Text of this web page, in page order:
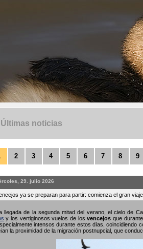
Últimas noticias
2 3 4 5 6 7 8 9
29. julio 2026
ya se preparan para partir: comienza el gran
llegada de la segunda mitad del verano, el cielo de
y los vertiginosos vuelos de losvencejos que
intensos durante estos días, coincidiendo
la proximidad de la migración postnupcial, que